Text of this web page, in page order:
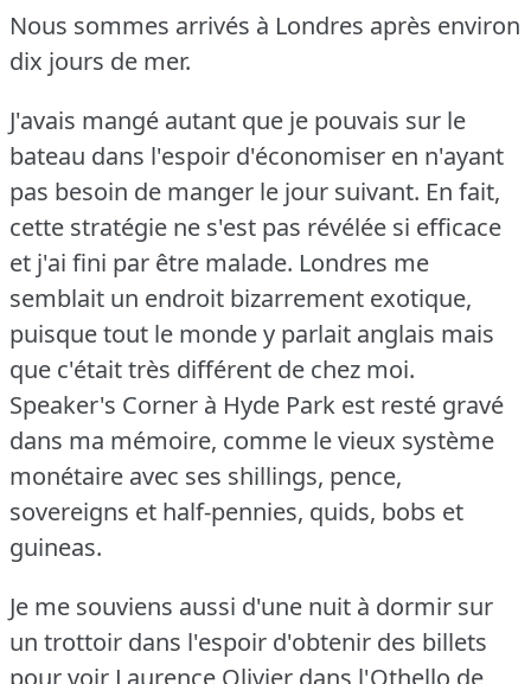
Nous sommes arrivés à Londres après environ
dix jours de mer.
J'avais mangé autant que je pouvais sur le
bateau dans l'espoir d'économiser en n'ayant
pas besoin de manger le jour suivant. En fait,
cette stratégie ne s'est pas révélée si efficace
et j'ai fini par être malade. Londres me
semblait un endroit bizarrement exotique,
puisque tout le monde y parlait anglais mais
que c'était très différent de chez moi.
Speaker's Corner à Hyde Park est resté gravé
dans ma mémoire, comme le vieux système
monétaire avec ses shillings, pence,
sovereigns et half-pennies, quids, bobs et
guineas.
Je me souviens aussi d'une nuit à dormir sur
un trottoir dans l'espoir d'obtenir des billets
pour voir Laurence Olivier dans l'Othello de